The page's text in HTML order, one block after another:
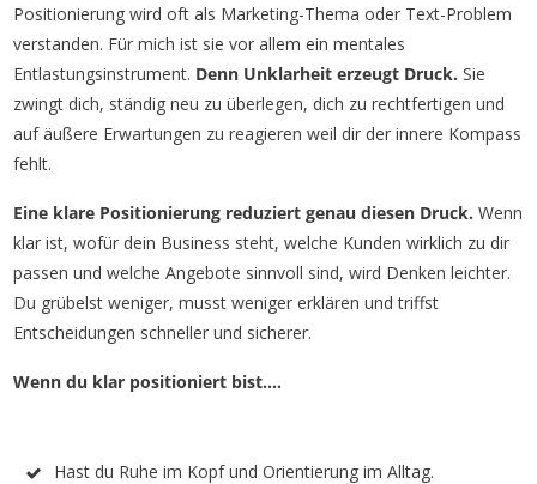
Positionierung wird oft als Marketing-Thema oder Text-Problem
verstanden. Für mich ist sie vor allem ein mentales
Entlastungsinstrument. Denn Unklarheit erzeugt Druck. Sie
zwingt dich, ständig neu zu überlegen, dich zu rechtfertigen und
auf äußere Erwartungen zu reagieren weil dir der innere Kompass
fehlt.
Eine klare Positionierung reduziert genau diesen Druck. Wenn
klar ist, wofür dein Business steht, welche Kunden wirklich zu dir
passen und welche Angebote sinnvoll sind, wird Denken leichter.
Du grübelst weniger, musst weniger erklären und triffst
Entscheidungen schneller und sicherer.
Wenn du klar positioniert bist....
Hast du Ruhe im Kopf und Orientierung im Alltag.